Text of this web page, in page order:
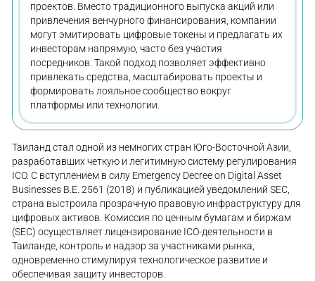
проектов. Вместо традиционного выпуска акций или
привлечения венчурного финансирования, компании
могут эмитировать цифровые токены и предлагать их
инвесторам напрямую, часто без участия
посредников. Такой подход позволяет эффективно
привлекать средства, масштабировать проекты и
формировать лояльное сообщество вокруг
платформы или технологии.
Таиланд стал одной из немногих стран Юго-Восточной Азии,
разработавших четкую и легитимную систему регулирования
ICO. С вступлением в силу Emergency Decree on Digital Asset
Businesses B.E. 2561 (2018) и публикацией уведомлений SEC,
страна выстроила прозрачную правовую инфраструктуру для
цифровых активов. Комиссия по ценным бумагам и биржам
(SEC) осуществляет лицензирование ICO-деятельности в
Таиланде, контроль и надзор за участниками рынка,
одновременно стимулируя технологическое развитие и
обеспечивая защиту инвесторов.